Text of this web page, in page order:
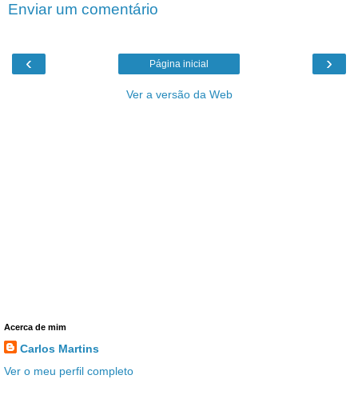
Enviar um comentário
‹ ›
Página inicial
Ver a versão da Web
Acerca de mim
Carlos Martins
Ver o meu perfil completo